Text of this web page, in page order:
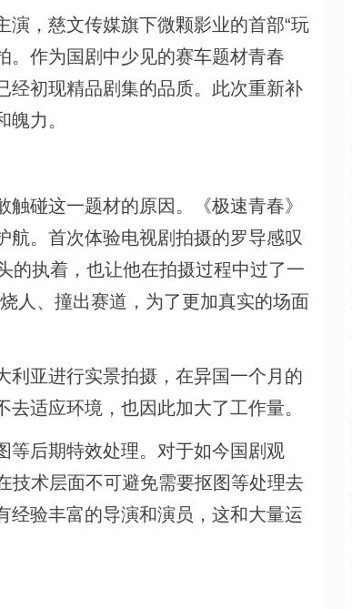
，慈文传媒旗下微颗影业的首部“玩
。作为国剧中少见的赛车题材青春
经初现精品剧集的品质。此次重新补
力。
碰这一题材的原因。《极速青春》
航。首次体验电视剧拍摄的罗导感叹
的执着，也让他在拍摄过程中过了一
人、撞出赛道，为了更加真实的场面
亚进行实景拍摄，在异国一个月的
适应环境，也因此加大了工作量。
后期特效处理。对于如今国剧观
技术层面不可避免需要抠图等处理去
经验丰富的导演和演员，这和大量运